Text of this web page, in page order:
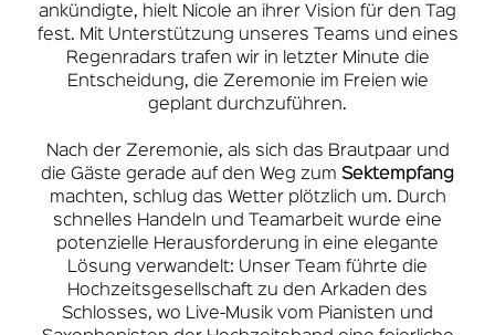
ankündigte, hielt Nicole an ihrer Vision für den Tag
fest. Mit Unterstützung unseres Teams und eines
Regenradars trafen wir in letzter Minute die
Entscheidung, die Zeremonie im Freien wie
geplant durchzuführen.
Nach der Zeremonie, als sich das Brautpaar und
die Gäste gerade auf den Weg zum Sektempfang
machten, schlug das Wetter plötzlich um. Durch
schnelles Handeln und Teamarbeit wurde eine
potenzielle Herausforderung in eine elegante
Lösung verwandelt: Unser Team führte die
Hochzeitsgesellschaft zu den Arkaden des
Schlosses, wo Live-Musik vom Pianisten und